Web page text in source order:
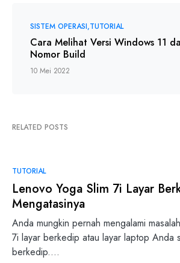
SISTEM OPERASI TUTORIAL
Cara Melihat Versi Windows 11
Nomor Build
10 Mei 2022
RELATED POSTS
TUTORIAL
Lenovo Yoga Slim 7i Layar
Mengatasinya
Anda mungkin pernah mengalami
7i layar berkedip atau layar laptop Anda
berkedip.…